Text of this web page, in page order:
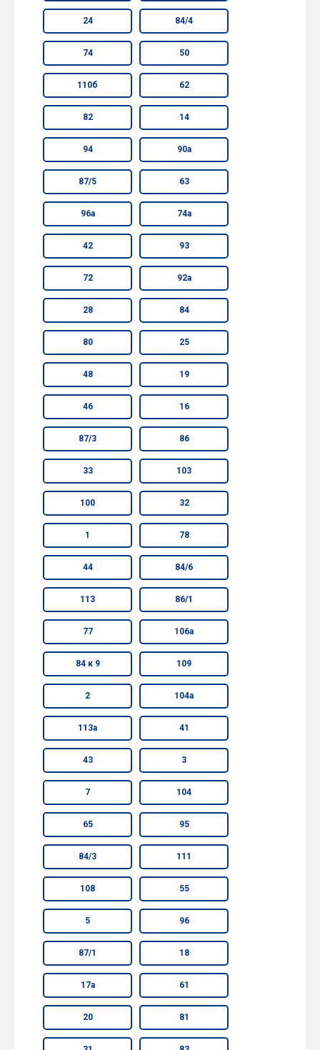
24 84/4
74 50
110б 62
82 14
94 90а
87/5 63
96а 74а
42 93
72 92а
28 84
80 25
48 19
46 16
87/3 86
33 103
100 32
1 78
44 84/6
113 86/1
77 106а
84 к 9 109
2 104а
113а 41
43 3
7 104
65 95
84/3 111
108 55
5 96
87/1 18
17а 61
20 81